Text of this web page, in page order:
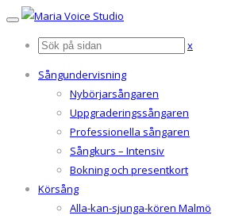
x
Sångundervisning
Nybörjarsångaren
Uppgraderingssångaren
Professionella sångaren
Sångkurs – Intensiv
Bokning och presentkort
Körsång
Alla-kan-sjunga-kören Malmö